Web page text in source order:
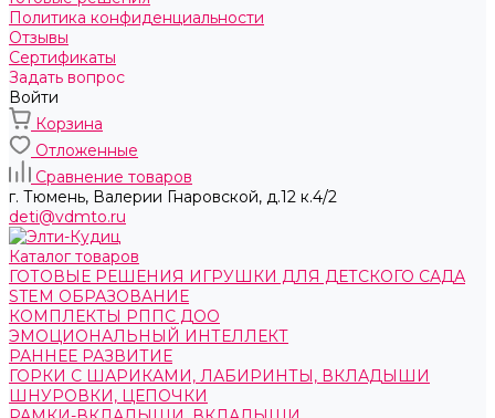
Политика конфиденциальности
Отзывы
Сертификаты
Задать вопрос
Войти
Корзина
Отложенные
Сравнение товаров
г. Тюмень, ​Валерии Гнаровской, д.12 к.4/2
deti@vdmto.ru
Каталог товаров
ГОТОВЫЕ РЕШЕНИЯ ИГРУШКИ ДЛЯ ДЕТСКОГО САДА
STEM ОБРАЗОВАНИЕ
КОМПЛЕКТЫ РППС ДОО
ЭМОЦИОНАЛЬНЫЙ ИНТЕЛЛЕКТ
РАННЕЕ РАЗВИТИЕ
ГОРКИ С ШАРИКАМИ, ЛАБИРИНТЫ, ВКЛАДЫШИ
ШНУРОВКИ, ЦЕПОЧКИ